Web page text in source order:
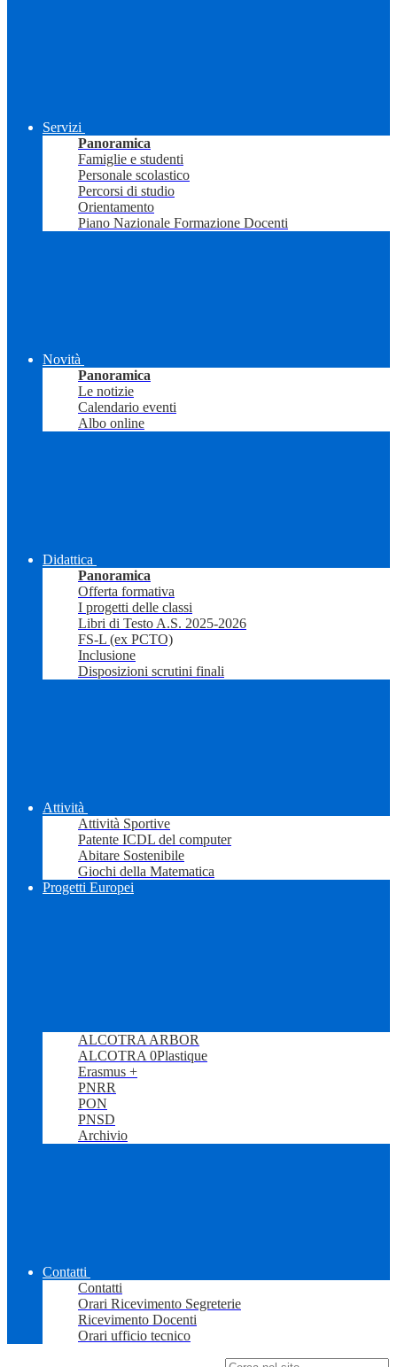
Servizi
Panoramica
Famiglie e studenti
Personale scolastico
Percorsi di studio
Orientamento
Piano Nazionale Formazione Docenti
Novità
Panoramica
Le notizie
Calendario eventi
Albo online
Didattica
Panoramica
Offerta formativa
I progetti delle classi
Libri di Testo A.S. 2025-2026
FS-L (ex PCTO)
Inclusione
Disposizioni scrutini finali
Attività
Attività Sportive
Patente ICDL del computer
Abitare Sostenibile
Giochi della Matematica
Progetti Europei
ALCOTRA ARBOR
ALCOTRA 0Plastique
Erasmus +
PNRR
PON
PNSD
Archivio
Contatti
Contatti
Orari Ricevimento Segreterie
Ricevimento Docenti
Orari ufficio tecnico